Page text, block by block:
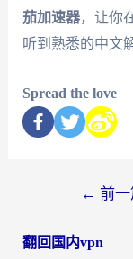
茄加速器，让你
听到熟悉的中文
Spread the love
← 前
翻回国内vpn